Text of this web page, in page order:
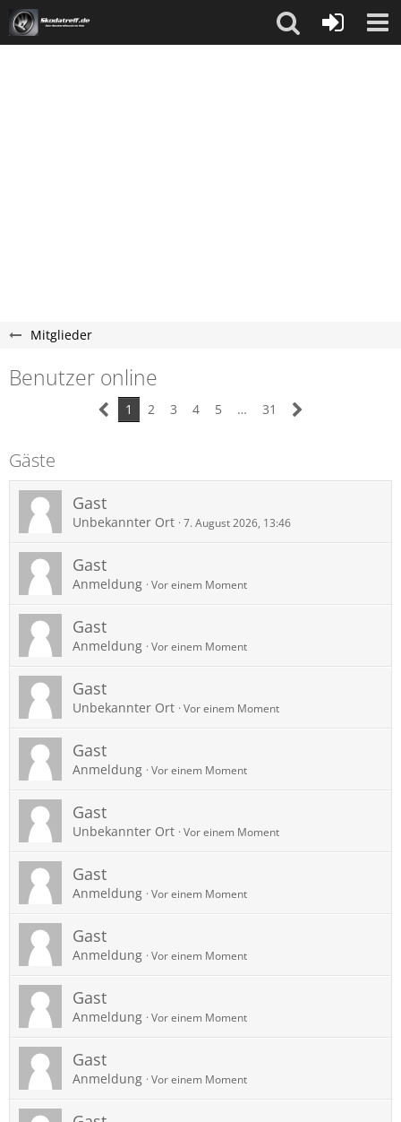
Mitglieder
Benutzer online
1 2 3 4 5 … 31
Gäste
Gast
Unbekannter Ort 7. August 2026, 13:46
Gast
Anmeldung Vor einem Moment
Gast
Anmeldung Vor einem Moment
Gast
Unbekannter Ort Vor einem Moment
Gast
Anmeldung Vor einem Moment
Gast
Unbekannter Ort Vor einem Moment
Gast
Anmeldung Vor einem Moment
Gast
Anmeldung Vor einem Moment
Gast
Anmeldung Vor einem Moment
Gast
Anmeldung Vor einem Moment